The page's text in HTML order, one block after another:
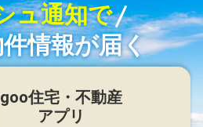
ュ通知で
情報が届く
goo住宅・不動産
アプリ